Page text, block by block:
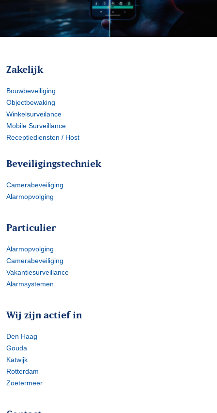
Zakelijk
Bouwbeveiliging
Objectbewaking
Winkelsurveilance
Mobile Surveillance
Receptiediensten / Host
Beveiligingstechniek
Camerabeveiliging
Alarmopvolging
Particulier
Alarmopvolging
Camerabeveiliging
Vakantiesurveillance
Alarmsystemen
Wij zijn actief in
Den Haag
Gouda
Katwijk
Rotterdam
Zoetermeer